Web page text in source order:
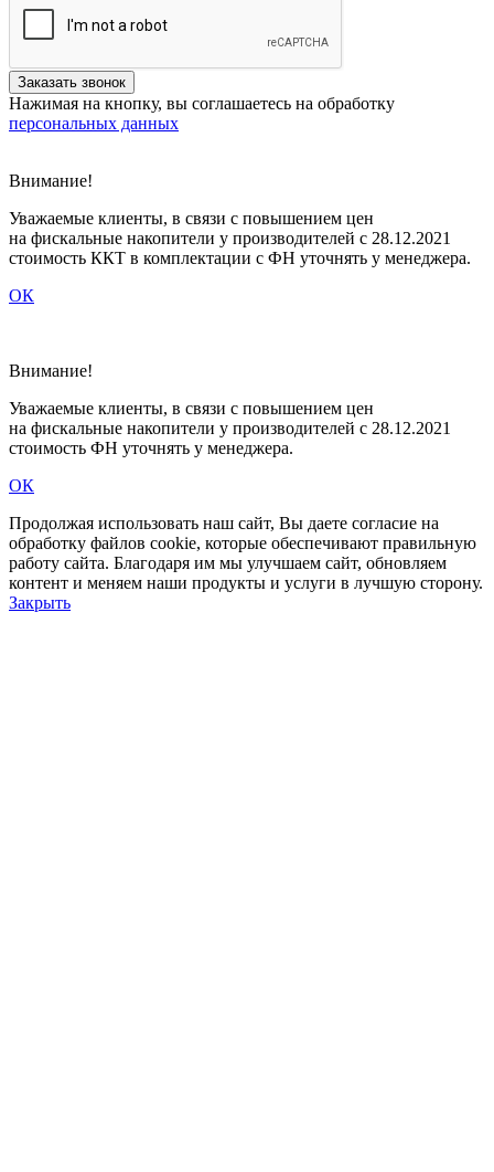
Нажимая на кнопку, вы соглашаетесь на обработку
персональных данных
Внимание!
Уважаемые клиенты, в связи с повышением цен
на фискальные накопители у производителей с 28.12.2021
стоимость ККТ в комплектации с ФН уточнять у менеджера.
ОК
Внимание!
Уважаемые клиенты, в связи c повышением цен
на фискальные накопители у производителей с 28.12.2021
стоимость ФН уточнять у менеджера.
ОК
Продолжая использовать наш сайт, Вы даете согласие на
обработку файлов cookie, которые обеспечивают правильную
работу сайта. Благодаря им мы улучшаем сайт, обновляем
контент и меняем наши продукты и услуги в лучшую сторону.
Закрыть